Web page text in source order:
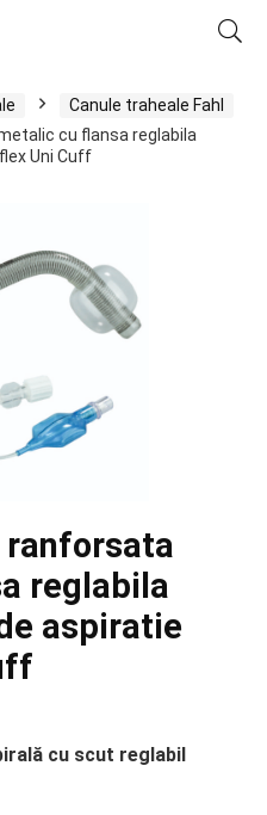
Canule traheale Fahl
cu flansa reglabila
Uni Cuff
ranforsata
reglabila
aspiratie
cu scut reglabil